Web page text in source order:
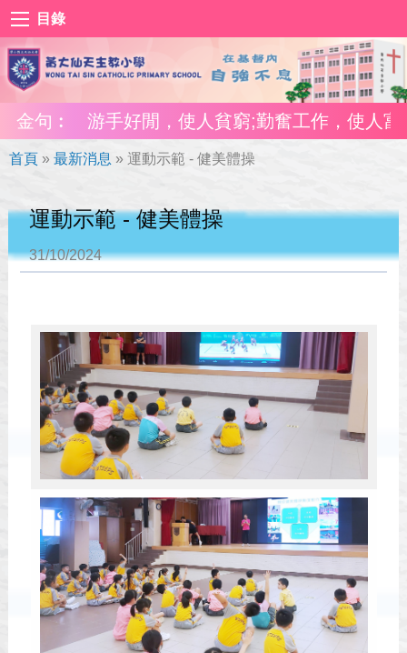
目錄
金句︰游手好閒，使人貧窮;勤奮工作，使人富有。(
首頁 » 最新消息 » 運動示範 - 健美體操
運動示範 - 健美體操
31/10/2024